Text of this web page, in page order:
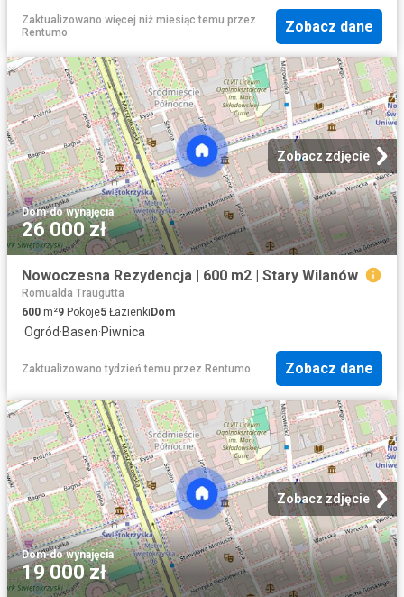
Zaktualizowano więcej niż miesiąc temu przez
Rentumo
Zobacz dane
Zobacz zdjęcie
Dom·do wynajęcia
26 000 zł
Nowoczesna Rezydencja | 600 m2 | Stary Wilanów
Romualda Traugutta
600 m²9 Pokoje5 Łazienki Dom
·Ogród·Basen·Piwnica
Zaktualizowano tydzień temu przez Rentumo Zobacz dane
Zobacz zdjęcie
Dom·do wynajęcia
19 000 zł